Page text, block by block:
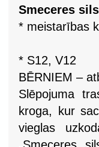
Smeceres
* meistarības
12
* S12,
BĒRNIEM –
Slēpojuma
kroga, kur
vieglas